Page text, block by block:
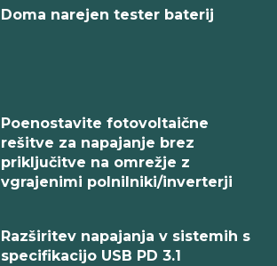
Doma narejen tester baterij
Poenostavite fotovoltaične
rešitve za napajanje brez
priključitve na omrežje z
vgrajenimi polnilniki/inverterji
Razširitev napajanja v sistemih s
specifikacijo USB PD 3.1